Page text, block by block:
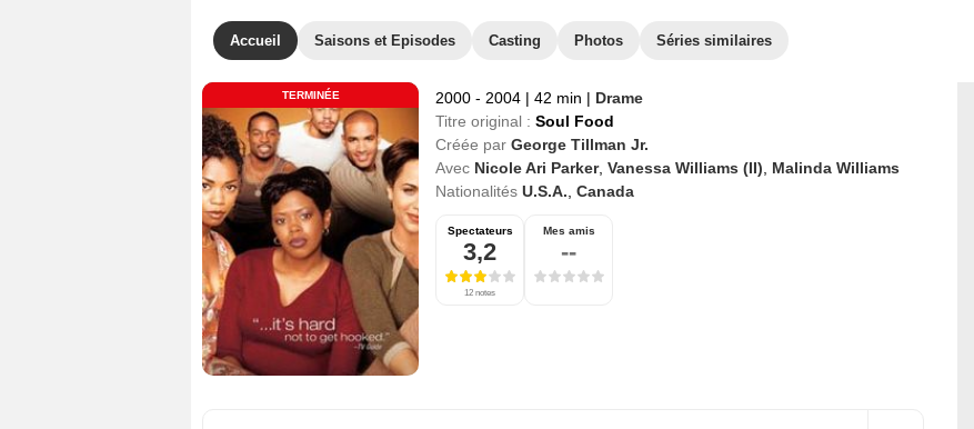
Accueil Saisons et Episodes Casting Photos Séries similaires
TERMINÉE 2000 - 2004 | 42 min | Drame
Titre original : Soul Food
Créée par George Tillman Jr.
Avec Nicole Ari Parker, Vanessa Williams (II)
Malinda Williams
Nationalités U.S.A. Canada
Spectateurs
3,2
12 notes
Mes amis
--